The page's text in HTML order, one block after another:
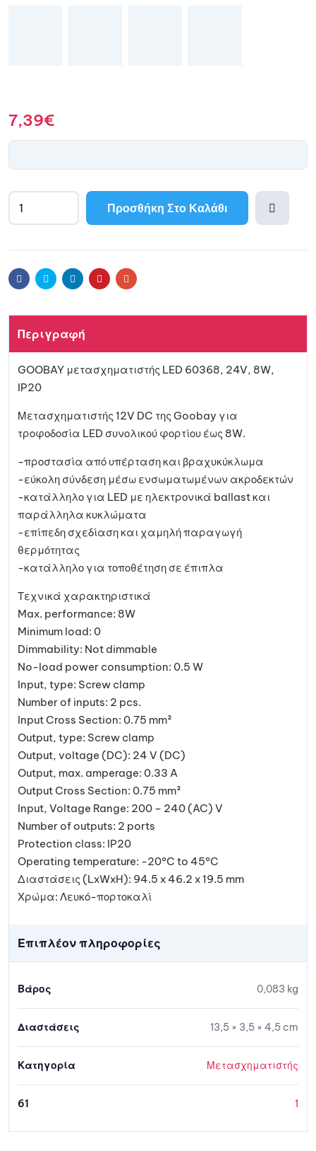
7,39€
Προσθήκη Στο Καλάθι
αγαπη
l
r
FacebookTwitter LinkedinPinterestEmail
Περιγραφή
GOOBAY μετασχηματιστής LED 60368, 24V, 8W,
IP20
Μετασχηματιστής 12V DC της Goobay για
τροφοδοσία LED συνολικού φορτίου έως 8W.
-προστασία από υπέρταση και βραχυκύκλωμα
-εύκολη σύνδεση μέσω ενσωματωμένων ακροδεκτών
-κατάλληλο για LED με ηλεκτρονικά ballast και
παράλληλα κυκλώματα
-επίπεδη σχεδίαση και χαμηλή παραγωγή
θερμότητας
-κατάλληλο για τοποθέτηση σε έπιπλα
Τεχνικά χαρακτηριστικά
Max. performance: 8W
Minimum load: 0
Dimmability: Not dimmable
No-load power consumption: 0.5 W
Input, type: Screw clamp
Number of inputs: 2 pcs.
Input Cross Section: 0.75 mm²
Output, type: Screw clamp
Output, voltage (DC): 24 V (DC)
Output, max. amperage: 0.33 A
Output Cross Section: 0.75 mm²
Input, Voltage Range: 200 – 240 (AC) V
Number of outputs: 2 ports
Protection class: IP20
Operating temperature: -20°C to 45°C
Διαστάσεις (LxWxH): 94.5 x 46.2 x 19.5 mm
Χρώμα: Λευκό-πορτοκαλί
Επιπλέον πληροφορίες
Βάρος 0,083 kg
Διαστάσεις 13,5 × 3,5 × 4,5 cm
Κατηγορία Μετασχηματιστής
61 1